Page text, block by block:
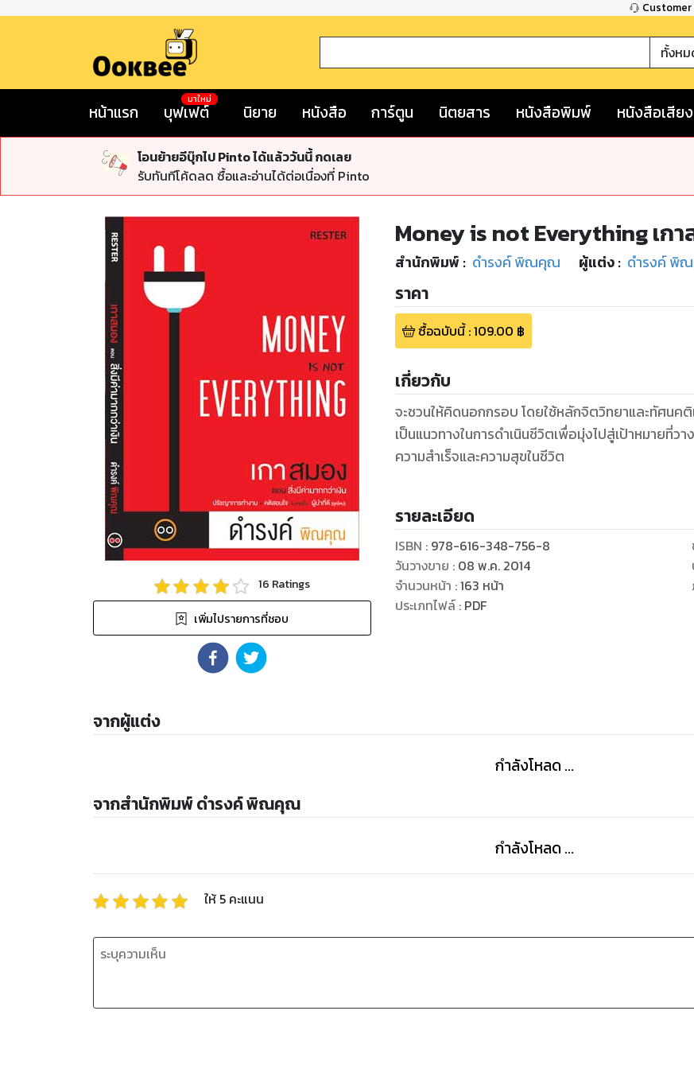
ทั้งห
หน้าแรก บุฟเฟต์
มาใหม่
นิยาย หนังสือ การ์ตูน นิตยสาร หนังสือพิมพ์ หนังสือเสียง
โอนย้ายอีบุ๊กไป Pinto ได้แล้ววันนี้ กดเลย
รับทันทีโค้ดลด ซื้อและอ่านได้ต่อเนื่องที่ Pinto
16 Ratings
เพิ่มไปรายการที่ชอบ
Money is not Everything เก
สำนักพิมพ์ : ดำรงค์ พิณคุณ ผู้แต่ง : ดำรงค์ พิ
ราคา
ซื้อฉบับนี้:109.00 ฿
เกี่ยวกับ
จะชวนให้คิดนอกกรอบ โดยใช้หลักจิตวิทยาและทัศนค
เป็นแนวทางในการดำเนินชีวิตเพื่อมุ่งไปสู่เป้าหมายที่ว
ความสำเร็จและความสุขในชีวิต
รายละเอียด
ISBN : 978-616-348-756-8
วันวางขาย : 08 พ.ค. 2014
จำนวนหน้า :163 หน้า
ประเภทไฟล์: PDF
จากผู้แต่ง
กำลังโหลด ...
จากสำนักพิมพ์ ดำรงค์ พิณคุณ
กำลังโหลด ...
ให้ 5 คะแนน